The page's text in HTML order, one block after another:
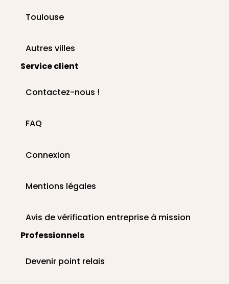
Toulouse
Autres villes
Service client
Contactez-nous !
FAQ
Connexion
Mentions légales
Avis de vérification entreprise à mission
Professionnels
Devenir point relais